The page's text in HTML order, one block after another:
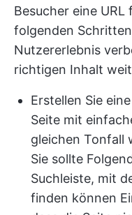
Besucher eine
folgenden
Nutzererlebnis
richtigen Inhalt
Erstellen Sie
Seite mit
gleichen Tonfall
Sie sollte
Suchleiste, mit
finden können